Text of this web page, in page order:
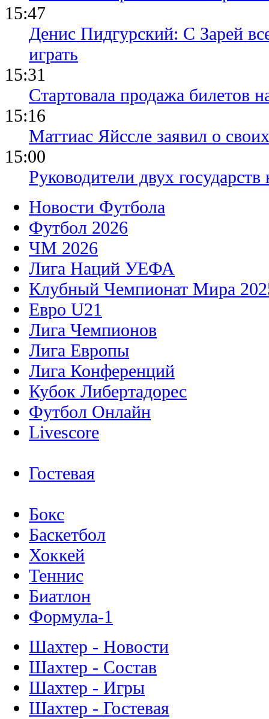
15:47
Денис Пидгурский: С Зарей
играть
15:31
Стартовала продажа билетов
15:16
Маттиас Яйссле заявил о
15:00
Руководители двух
Новости Футбола
Футбол 2026
ЧМ 2026
Лига Наций УЕФА
Клубный Чемпионат Мира
Евро U21
Лига Чемпионов
Лига Европы
Лига Конференций
Кубок Либертадорес
Футбол Онлайн
Livescore
Гостевая
Бокс
Баскетбол
Хоккей
Теннис
Биатлон
Формула-1
Шахтер - Новости
Шахтер - Состав
Шахтер - Игры
Шахтер - Гостевая